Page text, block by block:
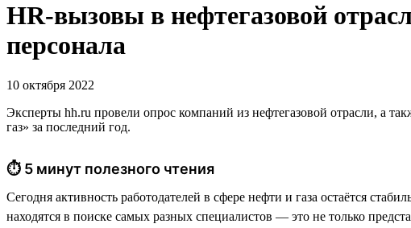
HR-вызовы в нефтегазовой
персонала
10 октября 2022
Эксперты hh.ru провели опрос компаний из нефтегазовой отрасли, а
газ» за последний год.
⏱ 5 минут полезного чтения
Сегодня активность работодателей в сфере нефти и газа остаётся
находятся в поиске самых разных специалистов — это не только